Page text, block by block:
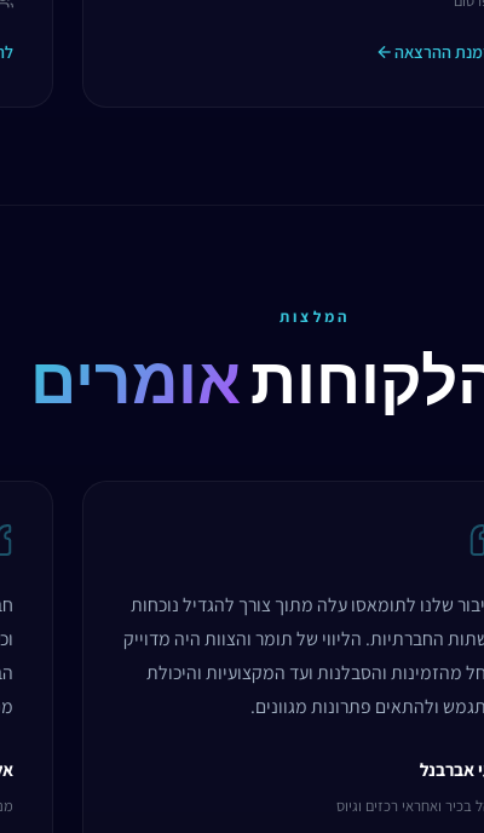
ההרצאה
המלצות
אומרים
שלנו לתומאסו עלה מתוך צורך להגדיל נוכחות
החברתיות. הליווי של תומר והצוות היה מדוייק
מהזמינות והסבלנות ועד המקצועיות והיכולת
ולהתאים פתרונות מגוונים.
אברבנל
בכיר ואחראי רכזים וגיוס